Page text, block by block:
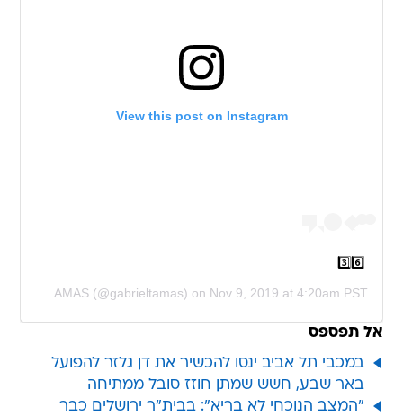
View this post on Instagram
3️⃣6️⃣
GABRIEL TAMAS(@gabrieltamas) on Nov 9, 2019 at 4:20am PST
אל תפספס
במכבי תל אביב ינסו להכשיר את דן גלזר להפועל
באר שבע, חשש שמתן חוזז סובל ממתיחה
"המצב הנוכחי לא בריא": בבית"ר ירושלים כבר